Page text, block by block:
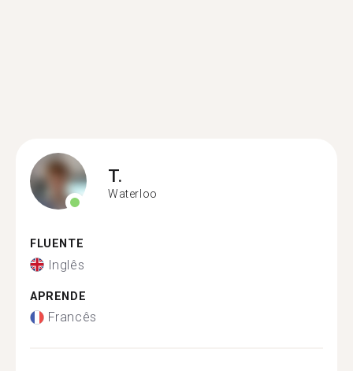
T.
Waterloo
FLUENTE
Inglês
APRENDE
Francês